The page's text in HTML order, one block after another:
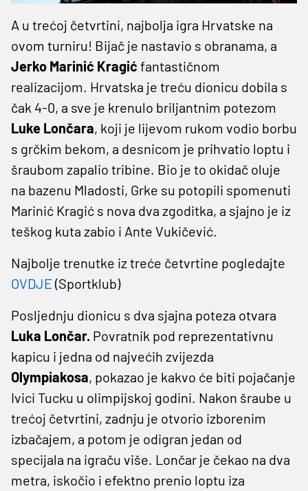
A u trećoj četvrtini, najbolja igra Hrvatske na
ovom turniru! Bijač je nastavio s obranama, a
Jerko Marinić Kragić fantastičnom
realizacijom. Hrvatska je treću dionicu dobila s
čak 4-0, a sve je krenulo briljantnim potezom
Luke Lončara, koji je lijevom rukom vodio borbu
s grčkim bekom, a desnicom je prihvatio loptu i
šraubom zapalio tribine. Bio je to okidač oluje
na bazenu Mladosti, Grke su potopili spomenuti
Marinić Kragić s nova dva zgoditka, a sjajno je iz
teškog kuta zabio i Ante Vukičević.
Najbolje trenutke iz treće četvrtine pogledajte
OVDJE (Sportklub)
Posljednju dionicu s dva sjajna poteza otvara
Luka Lončar. Povratnik pod reprezentativnu
kapicu i jedna od najvećih zvijezda
Olympiakosa, pokazao je kakvo će biti pojačanje
Ivici Tucku u olimpijskoj godini. Nakon šraube u
trećoj četvrtini, zadnju je otvorio izborenim
izbačajem, a potom je odigran jedan od
specijala na igraču više. Lončar je čekao na dva
metra, iskočio i efektno prenio loptu iza